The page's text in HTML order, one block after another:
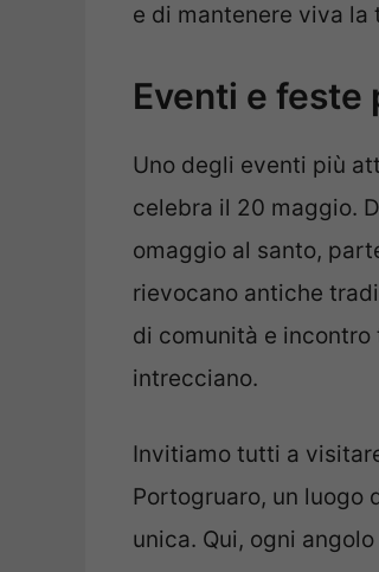
e di mantenere viva la
Eventi e feste
Uno degli eventi più
celebra il 20 maggio.
omaggio al santo,
rievocano antiche
di comunità e
intrecciano.
Invitiamo tutti a
Portogruaro, un luogo
unica. Qui, ogni